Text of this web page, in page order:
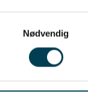
Nødvendig